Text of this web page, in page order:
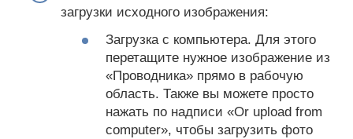
загрузки исходного изображения:
Загрузка с компьютера. Для этого
перетащите нужное изображение из
«Проводника» прямо в рабочую
область. Также вы можете просто
нажать по надписи «Or upload from
computer», чтобы загрузить фото